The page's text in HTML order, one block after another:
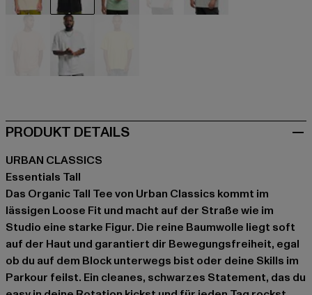
schwarz
PRODUKT DETAILS
URBAN CLASSICS
Essentials Tall
Das Organic Tall Tee von Urban Classics kommt im
lässigen Loose Fit und macht auf der Straße wie im
Studio eine starke Figur. Die reine Baumwolle liegt soft
auf der Haut und garantiert dir Bewegungsfreiheit, egal
ob du auf dem Block unterwegs bist oder deine Skills im
Parkour feilst. Ein cleanes, schwarzes Statement, das du